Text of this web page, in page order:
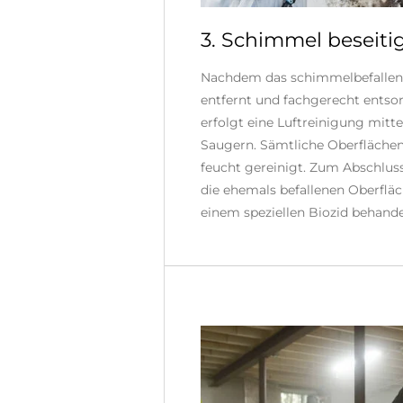
3. Schimmel
Nachdem das
entfernt und fachgerecht
erfolgt eine Luftreinigung
Saugern. Sämtliche
feucht gereinigt. Zum
die ehemals befallenen
einem speziellen Biozid